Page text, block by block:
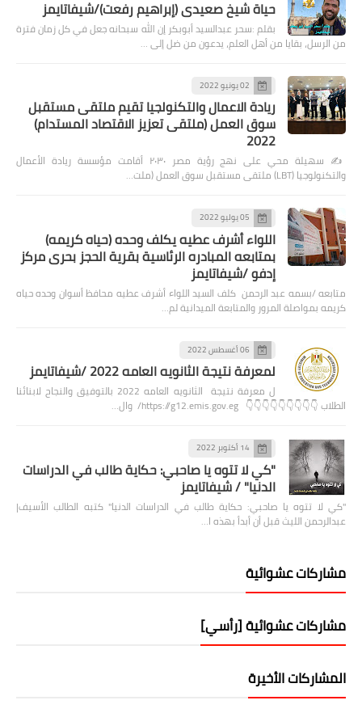
حياة شيخ صعيدى (إبراهيم رفعت)/شيفاتايمز
بقلم :سحر عبدالسيد أبوبكر إن الله سبحانه جعل في كل زمان فترة
من الرسل، بقايا من أهل العلم، يدعون من ضل إلى …
02 يونيو 2022
ريادة الاعمال والتكنولجيا تقيم ملتقى مستقبل
سوق العمل (ملتقى تعزيز الاقتصاد المستدام)
2022
✍️ سهيلة محي على نهج رؤية مصر ٢٠٣٠ أقامت مؤسسة ريادة الأعمال
والتكنولوجيا (LBT) ملتقى مستقبل سوق العمل (ملت…
05 يوليو 2022
اللواء أشرف عطيه يكلف وحده (حياه كريمه)
بمتابعه المبادره الرئاسية بقرية الحجز بحرى مركز
إدفو /شيفاتايمز
متابعه /بسمه عبد الرحمن كلف السيد اللواء أشرف عطيه محافظ أسوان وحده حياه
كريمه بمواصلة المرور والمتابعة الميدانية لم…
06 أغسطس 2022
لمعرفة نتيجة الثانويه العامه 2022 /شيفاتايمز
ل معرفة نتيجة الثانويه العامه 2022 بالتوفيق والنجاح لابنائنا
الطلاب 👇👇👇👇👇👇👇👇👇 https://g12.emis.gov.eg/ وال…
14 أكتوبر 2022
"كي لا تتوه يا صاحبي: حكاية طالب في الدراسات
الدنيا" / شيفاتايمز
"كي لا تتوه يا صاحبي: حكاية طالب في الدراسات الدنيا" كتبه الطالب الأسيف|
عبدالرحمن الليث قبل أن أبدأ بهذه ا…
مشاركات عشوائية
مشاركات عشوائية [رأسي]
المشاركات الأخيرة